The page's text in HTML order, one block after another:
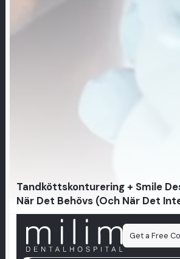
Tandköttskonturering + Smile
När Det Behövs (Och När Det